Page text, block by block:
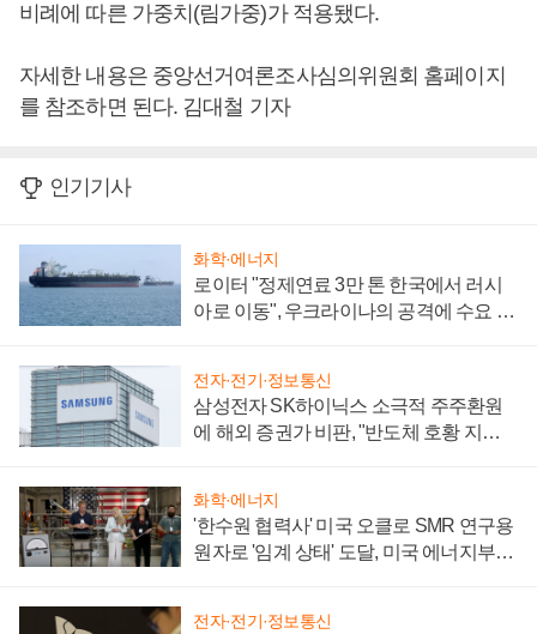
비례에 따른 가중치(림가중)가 적용됐다.
자세한 내용은 중앙선거여론조사심의위원회 홈페이지
를 참조하면 된다. 김대철 기자
인기기사
화학·에너지
로이터 "정제연료 3만 톤 한국에서 러시
아로 이동", 우크라이나의 공격에 수요 늘
전자·전기·정보통신
삼성전자 SK하이닉스 소극적 주주환원
에 해외 증권가 비판, "반도체 호황 지속
화학·에너지
'한수원 협력사' 미국 오클로 SMR 연구용
원자로 '임계 상태' 도달, 미국 에너지부
전자·전기·정보통신